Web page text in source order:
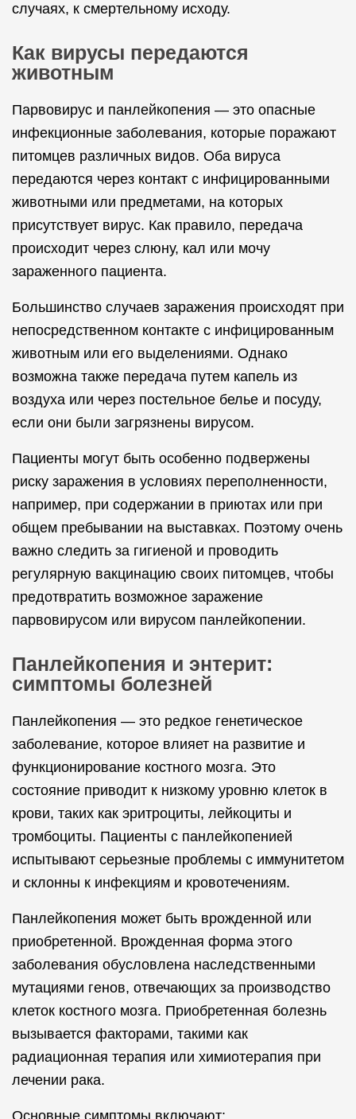
случаях, к смертельному исходу.
Как вирусы передаются
животным
Парвовирус и панлейкопения — это опасные
инфекционные заболевания, которые поражают
питомцев различных видов. Оба вируса
передаются через контакт с инфицированными
животными или предметами, на которых
присутствует вирус. Как правило, передача
происходит через слюну, кал или мочу
зараженного пациента.
Большинство случаев заражения происходят при
непосредственном контакте с инфицированным
животным или его выделениями. Однако
возможна также передача путем капель из
воздуха или через постельное белье и посуду,
если они были загрязнены вирусом.
Пациенты могут быть особенно подвержены
риску заражения в условиях переполненности,
например, при содержании в приютах или при
общем пребывании на выставках. Поэтому очень
важно следить за гигиеной и проводить
регулярную вакцинацию своих питомцев, чтобы
предотвратить возможное заражение
парвовирусом или вирусом панлейкопении.
Панлейкопения и энтерит:
симптомы болезней
Панлейкопения — это редкое генетическое
заболевание, которое влияет на развитие и
функционирование костного мозга. Это
состояние приводит к низкому уровню клеток в
крови, таких как эритроциты, лейкоциты и
тромбоциты. Пациенты с панлейкопенией
испытывают серьезные проблемы с иммунитетом
и склонны к инфекциям и кровотечениям.
Панлейкопения может быть врожденной или
приобретенной. Врожденная форма этого
заболевания обусловлена наследственными
мутациями генов, отвечающих за производство
клеток костного мозга. Приобретенная болезнь
вызывается факторами, такими как
радиационная терапия или химиотерапия при
лечении рака.
Основные симптомы включают: